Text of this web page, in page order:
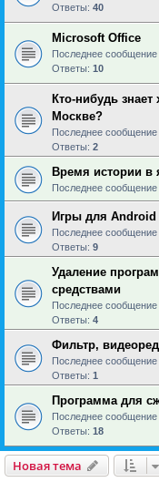
Ответы: 40
Microsoft Office
Последнее сообщение
Ответы: 10
Кто-нибудь
Москве?
Последнее сообщение
Ответы: 2
Время истории в
Последнее сообщение
Игры для Android
Последнее сообщение
Ответы: 9
Удаление
средствами
Последнее сообщение
Ответы: 4
Фильтр,
Последнее сообщение
Ответы: 1
Программа для
Последнее сообщение
Ответы: 18
Новая тема